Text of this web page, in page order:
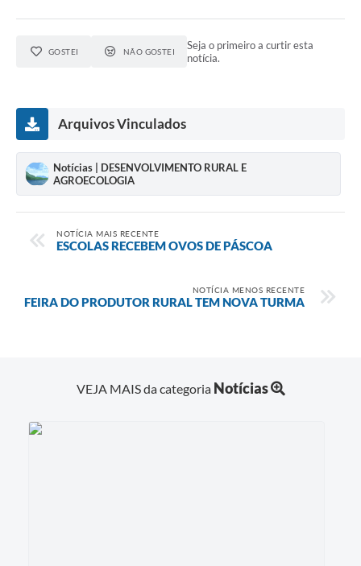
GOSTEI NÃO GOSTEI
Seja o primeiro a curtir esta
notícia.
Arquivos Vinculados
Notícias | DESENVOLVIMENTO RURAL E
AGROECOLOGIA
NOTÍCIA MAIS RECENTE
ESCOLAS RECEBEM OVOS DE PÁSCOA
NOTÍCIA MENOS RECENTE
FEIRA DO PRODUTOR RURAL TEM NOVA TURMA
VEJA MAIS da categoria Notícias